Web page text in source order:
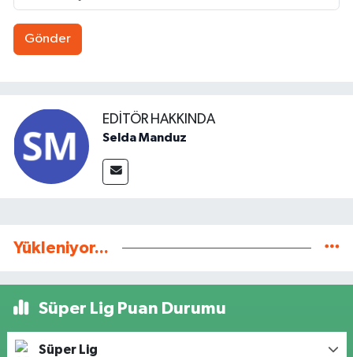
Gönder
EDITÖR HAKKINDA
Selda Manduz
Yükleniyor...
Süper Lig Puan Durumu
Süper Lig